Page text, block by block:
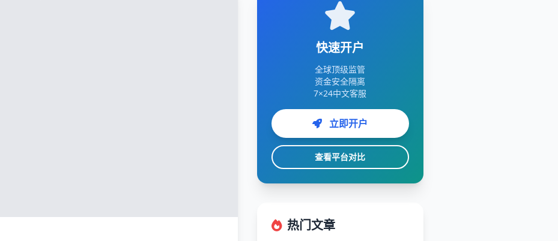
快速开户
全球顶级监管
资金安全隔离
7×24中文客服
立即开户
查看平台对比
热门文章